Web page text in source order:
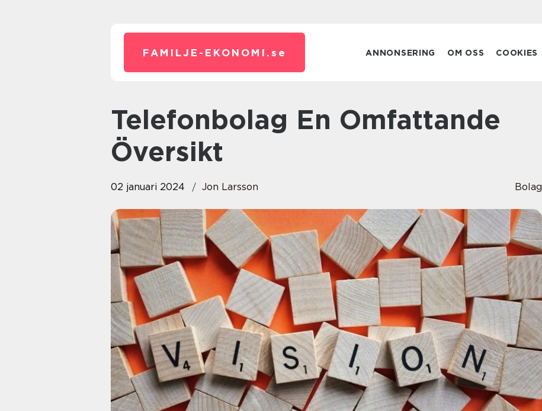
FAMILJE-EKONOMI. se ANNONSERING OM OSS COOKIES
Telefonbolag En Omfattande
Översikt
02 januari 2024 Jon Larsson Bolag